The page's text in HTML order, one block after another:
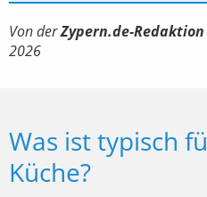
Von derZypern.de-Redaktion
2026
Was ist typisch
Küche?